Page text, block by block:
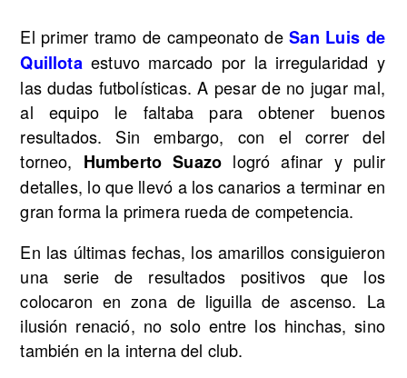
El primer tramo de campeonato deSan Luis de
Quillota estuvo marcado por la irregularidad y
las dudas futbolísticas. A pesar de no jugar mal,
al equipo le faltaba para obtener buenos
resultados. Sin embargo, con el correr del
torneo, Humberto Suazo logró afinar y pulir
detalles, lo que llevó a los canarios a terminar en
gran forma la primera rueda de competencia.
En las últimas fechas, los amarillos consiguieron
una serie de resultados positivos que los
colocaron en zona de liguilla de ascenso. La
ilusión renació, no solo entre los hinchas, sino
también en la interna del club.